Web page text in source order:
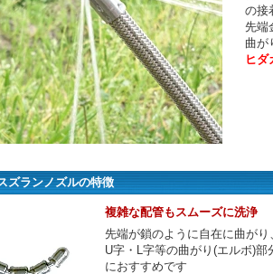
の接
先端
曲が
ヒダ
ズランノズルの特徴
複雑な配管もスムーズに洗浄
先端が鎖のように自在に曲がり
U字・L字等の曲がり(エルボ)
におすすめです